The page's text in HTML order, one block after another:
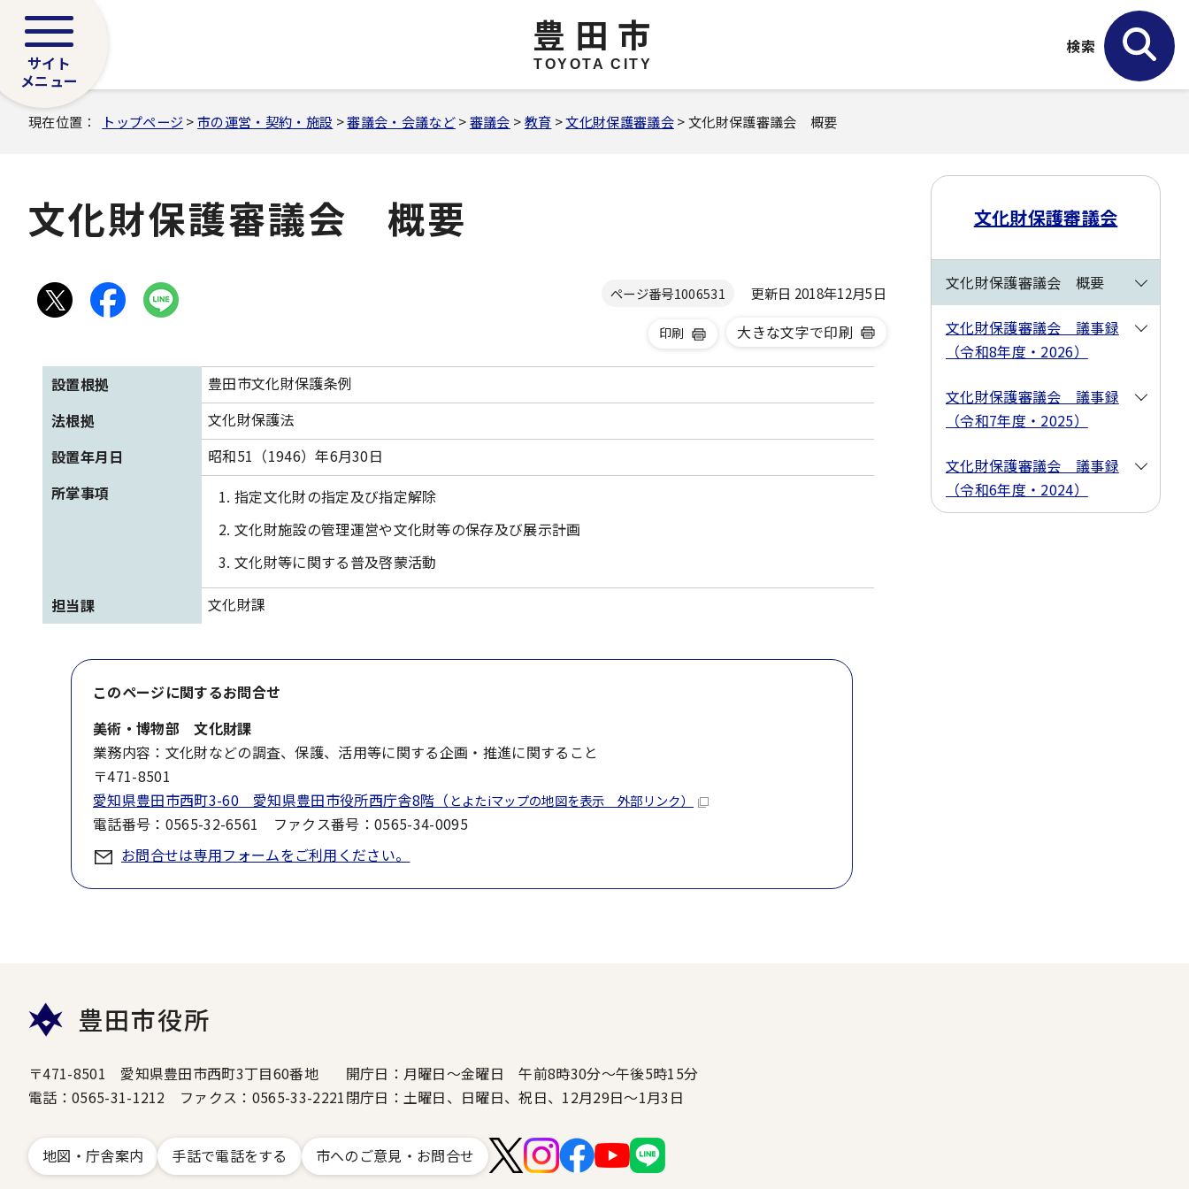
豊田市
TOYOTA CITY
サイト
メニュー
検索
現在位置： トップページ >市の運営・契約・施設 >審議会・会議など>審議会 >教育 >文化財保護審議会> 文化財保護審議会 概要
文化財保護審議会 概要
ページ番号1006531 更新日 2018年12月5日
印刷 大きな文字で印刷
設置根拠
豊田市文化財保護条例
法根拠
文化財保護法
設置年月日
昭和51（1946）年6月30日
所掌事項
指定文化財の指定及び指定解除
文化財施設の管理運営や文化財等の保存及び展示計画
文化財等に関する普及啓蒙活動
担当課 文化財課
このページに関するお問合せ
美術・博物部 文化財課
業務内容：文化財などの調査、保護、活用等に関する企画・推進に関すること
〒471-8501
愛知県豊田市西町3-60 愛知県豊田市役所西庁舎8階（ とよたiマップの地図を表示 外部リンク）
電話番号：0565-32-6561 ファクス番号：0565-34-0095
お問合せは専用フォームをご利用ください。
文化財保護審議会
文化財保護審議会 概要
文化財保護審議会 議事録
（令和8年度・2026）
文化財保護審議会 議事録
（令和7年度・2025）
文化財保護審議会 議事録
（令和6年度・2024）
豊田市役所
〒471-8501 愛知県豊田市西町3丁目60番地
電話：0565-31-1212 ファクス：0565-33-2221
開庁日：月曜日～金曜日 午前8時30分～午後5時15分
閉庁日：土曜日、日曜日、祝日、12月29日～1月3日
地図・庁舎案内 手話で電話をする 市へのご意見・お問合せ